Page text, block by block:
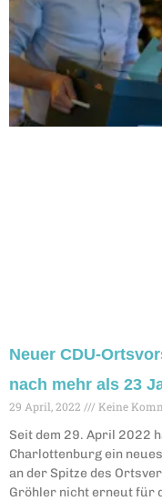
Neuer CDU-
nach mehr als 23
29 April, 2022 Keine
Seit dem 29. April 2022
Charlottenburg ein
an der Spitze des
Gröhler nicht erneut für